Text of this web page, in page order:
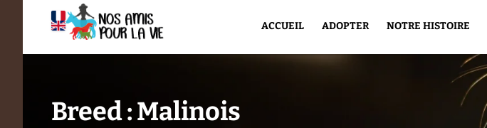
ACCUEIL ADOPTER NOTRE HISTOIRE
Breed :Malinois